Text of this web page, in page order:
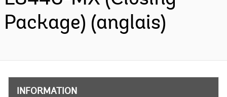
Package) (anglais)
INFORMATION